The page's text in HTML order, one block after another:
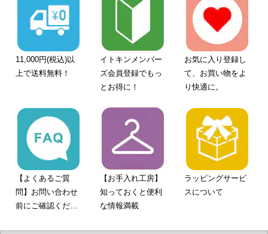
11,000円(税込)以
上で送料無料！
イトキンメンバー
ズ会員登録でもっ
とお得に！
お気に入り登録し
て、お買い物をよ
り快適に。
【よくあるご質
問】お問い合わせ
前にご確認くださ
【お手入れ工房】
知っておくと便利
な情報満載
ラッピングサービ
スについて